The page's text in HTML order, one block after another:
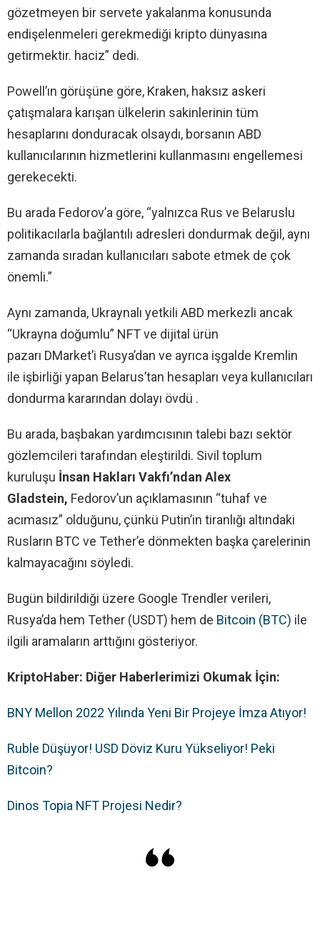
gözetmeyen bir servete yakalanma konusunda
endişelenmeleri gerekmediği kripto dünyasına
getirmektir. haciz” dedi.
Powell’ın görüşüne göre, Kraken, haksız askeri
çatışmalara karışan ülkelerin sakinlerinin tüm
hesaplarını donduracak olsaydı, borsanın ABD
kullanıcılarının hizmetlerini kullanmasını engellemesi
gerekecekti.
Bu arada Fedorov’a göre, “yalnızca Rus ve Belaruslu
politikacılarla bağlantılı adresleri dondurmak değil, aynı
zamanda sıradan kullanıcıları sabote etmek de çok
önemli.”
Aynı zamanda, Ukraynalı yetkili ABD merkezli ancak
“Ukrayna doğumlu” NFT ve dijital ürün
pazarı DMarket’i Rusya’dan ve ayrıca işgalde Kremlin
ile işbirliği yapan Belarus’tan hesapları veya kullanıcıları
dondurma kararından dolayı övdü .
Bu arada, başbakan yardımcısının talebi bazı sektör
gözlemcileri tarafından eleştirildi. Sivil toplum
kuruluşu İnsan Hakları Vakfı’ndan Alex
Gladstein, Fedorov’un açıklamasının “tuhaf ve
acımasız” olduğunu, çünkü Putin’in tiranlığı altındaki
Rusların BTC ve Tether’e dönmekten başka çarelerinin
kalmayacağını söyledi.
Bugün bildirildiği üzere Google Trendler verileri,
Rusya’da hem Tether (USDT) hem de Bitcoin (BTC) ile
ilgili aramaların arttığını gösteriyor.
KriptoHaber: Diğer Haberlerimizi Okumak İçin:
BNY Mellon 2022 Yılında Yeni Bir Projeye İmza Atıyor!
Ruble Düşüyor! USD Döviz Kuru Yükseliyor! Peki
Bitcoin?
Dinos Topia NFT Projesi Nedir?